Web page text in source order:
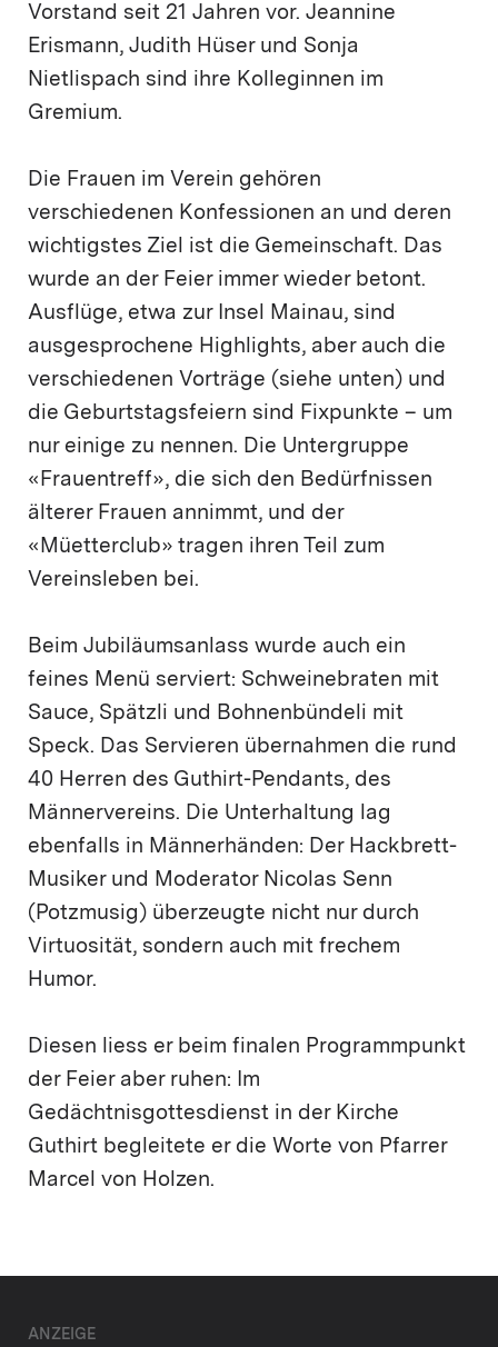
Vorstand seit 21 Jahren vor. Jeannine
Erismann, Judith Hüser und Sonja
Nietlispach sind ihre Kolleginnen im
Gremium.
Die Frauen im Verein gehören
verschiedenen Konfessionen an und deren
wichtigstes Ziel ist die Gemeinschaft. Das
wurde an der Feier immer wieder betont.
Ausflüge, etwa zur Insel Mainau, sind
ausgesprochene Highlights, aber auch die
verschiedenen Vorträge (siehe unten) und
die Geburtstagsfeiern sind Fixpunkte – um
nur einige zu nennen. Die Untergruppe
«Frauentreff», die sich den Bedürfnissen
älterer Frauen annimmt, und der
«Müetterclub» tragen ihren Teil zum
Vereinsleben bei.
Beim Jubiläumsanlass wurde auch ein
feines Menü serviert: Schweinebraten mit
Sauce, Spätzli und Bohnenbündeli mit
Speck. Das Servieren übernahmen die rund
40 Herren des Guthirt-Pendants, des
Männervereins. Die Unterhaltung lag
ebenfalls in Männerhänden: Der Hackbrett-
Musiker und Moderator Nicolas Senn
(Potzmusig) überzeugte nicht nur durch
Virtuosität, sondern auch mit frechem
Humor.
Diesen liess er beim finalen Programmpunkt
der Feier aber ruhen: Im
Gedächtnisgottesdienst in der Kirche
Guthirt begleitete er die Worte von Pfarrer
Marcel von Holzen.
ANZEIGE